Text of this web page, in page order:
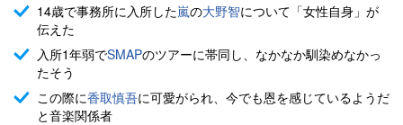
14歳で事務所に入所した嵐の大野智について「女性自身」が
伝えた
入所1年弱でSMAPのツアーに帯同し、なかなか馴染めなかっ
たそう
この際に香取慎吾に可愛がられ、今でも恩を感じているようだ
と音楽関係者